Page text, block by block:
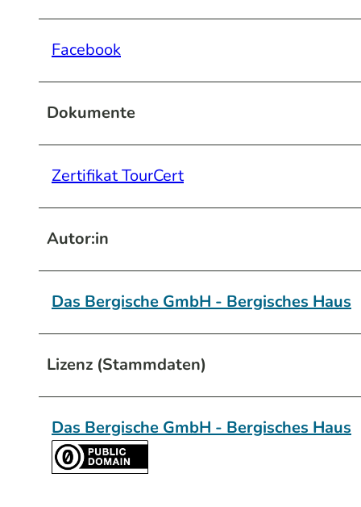
Facebook
Dokumente
Zertifikat TourCert
Autor:in
Das Bergische GmbH - Bergisches Haus
Lizenz (Stammdaten)
Das Bergische GmbH - Bergisches Haus